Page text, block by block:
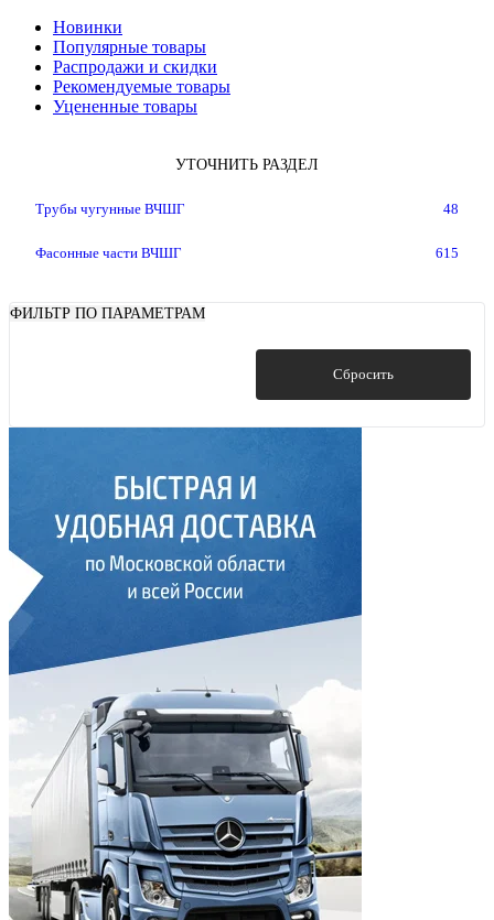
Новинки
Популярные товары
Распродажи и скидки
Рекомендуемые товары
Уцененные товары
УТОЧНИТЬ РАЗДЕЛ
Трубы чугунные ВЧШГ 48
Фасонные части ВЧШГ 615
ФИЛЬТР ПО ПАРАМЕТРАМ
Сбросить